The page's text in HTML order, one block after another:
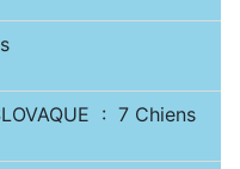
: 7 Chiens